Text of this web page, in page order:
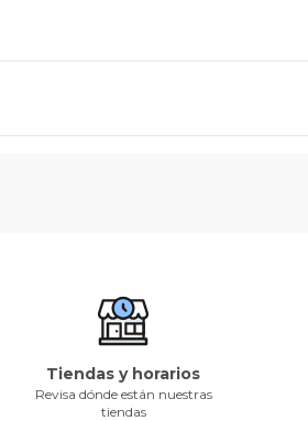
Tiendas y horarios
Revisa dónde están nuestras
tiendas